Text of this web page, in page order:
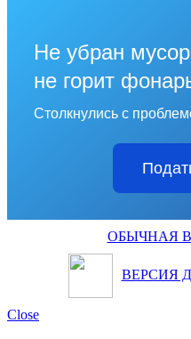
Не убран
не горит
Столкнулись с
ОБЫЧНАЯ
ВЕРСИЯ
Close